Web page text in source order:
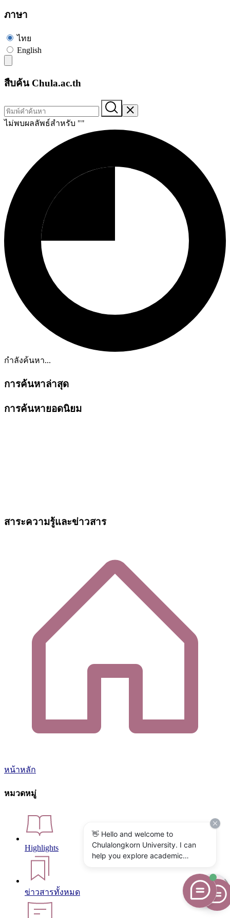
ภาษา
ไทย
English
สืบค้น Chula.ac.th
ไม่พบผลลัพธ์สำหรับ ""
กำลังค้นหา...
การค้นหาล่าสุด
การค้นหายอดนิยม
สาระความรู้และข่าวสาร
หน้าหลัก
หมวดหมู่
Highlights
ข่าวสารทั้งหมด
👋 Hello and welcome to
Chulalongkorn University. I can
help you explore academic